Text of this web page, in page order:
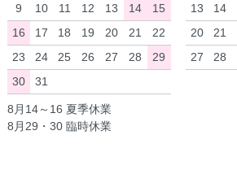
9 10 11 12 13 14
15
16
17 18 19 20 21
22
23
24 25 26 27 28
29
30
31
13 14
20
21
27
28
8月14～16 夏季休業
8月29・30 臨時休業